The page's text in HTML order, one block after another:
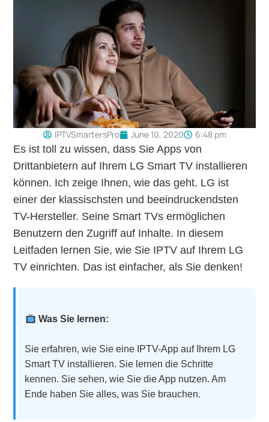
IPTVSmartersPro June 10, 2020 6:48 pm
Es ist toll zu wissen, dass Sie Apps von
Drittanbietern auf Ihrem LG Smart TV installieren
können. Ich zeige Ihnen, wie das geht. LG ist
einer der klassischsten und beeindruckendsten
TV-Hersteller. Seine Smart TVs ermöglichen
Benutzern den Zugriff auf Inhalte. In diesem
Leitfaden lernen Sie, wie Sie IPTV auf Ihrem LG
TV einrichten. Das ist einfacher, als Sie denken!
Was Sie lernen:
Sie erfahren, wie Sie eine IPTV-App auf Ihrem LG
Smart TV installieren. Sie lernen die Schritte
kennen. Sie sehen, wie Sie die App nutzen. Am
Ende haben Sie alles, was Sie brauchen.